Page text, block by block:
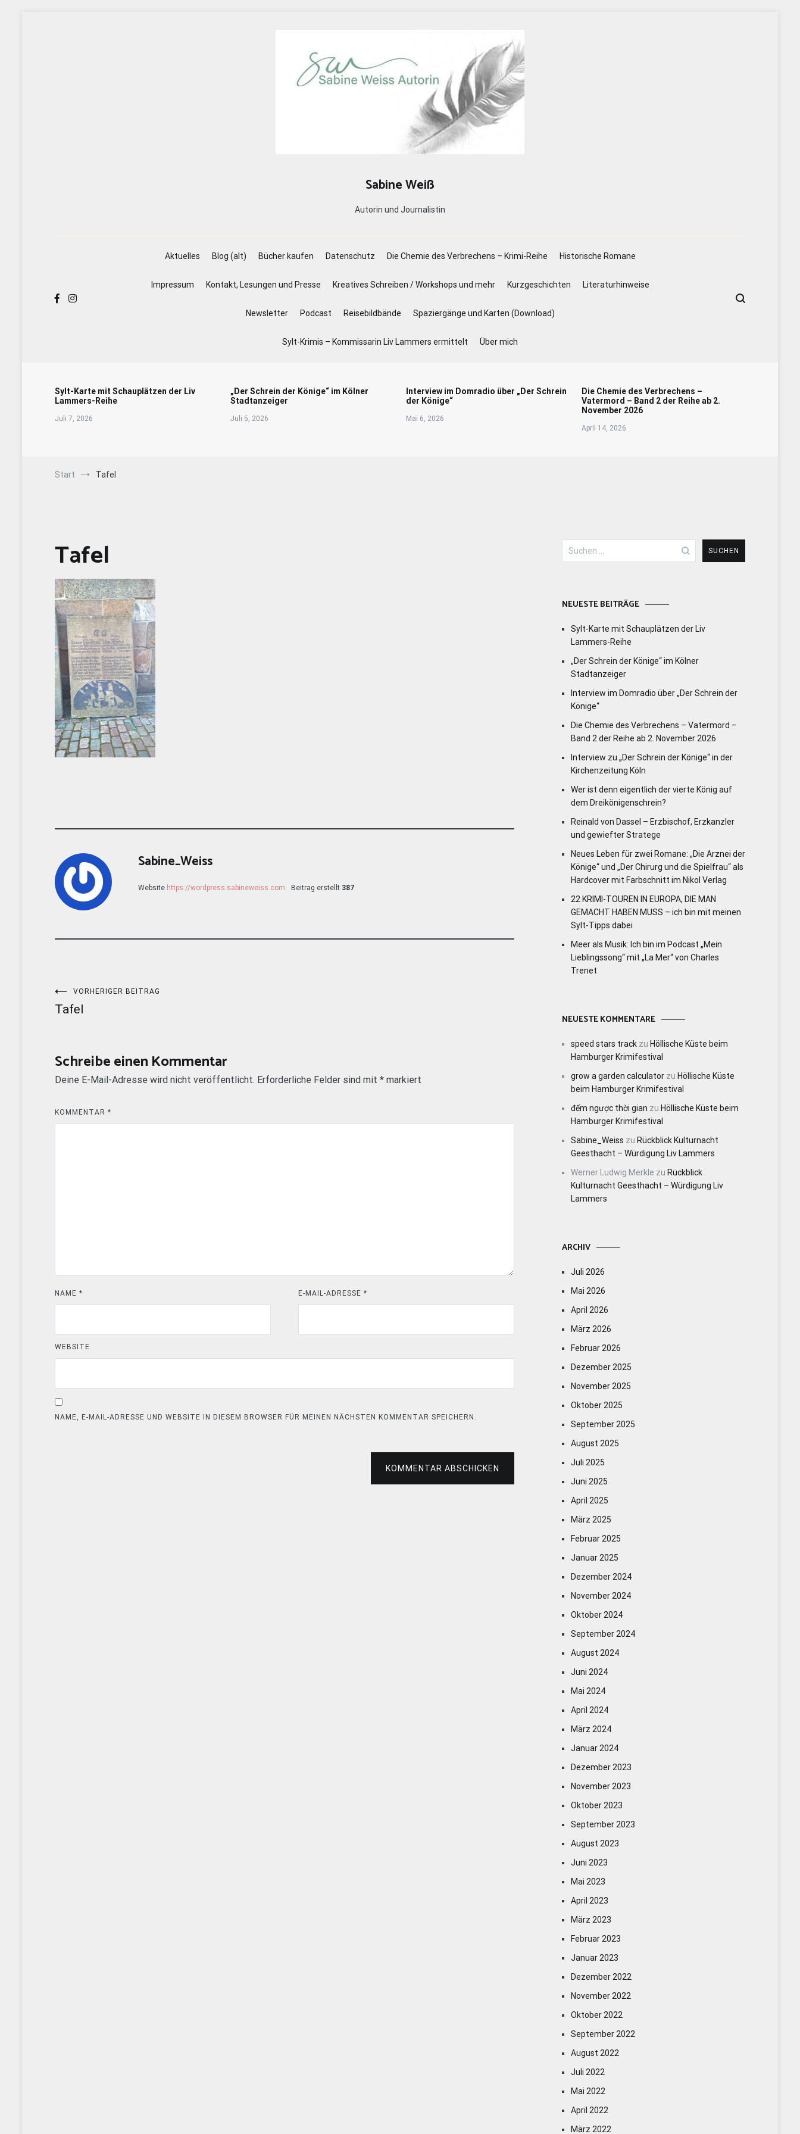
Sabine Weiß
Autorin und Journalistin
Aktuelles Blog (alt) Bücher kaufen Datenschutz Die Chemie des Verbrechens – Krimi-Reihe Historische Romane
Impressum Kontakt, Lesungen und Presse Kreatives Schreiben / Workshops und mehr Kurzgeschichten Literaturhinweise
Newsletter Podcast Reisebildbände Spaziergänge und Karten (Download)
Sylt-Krimis – Kommissarin Liv Lammers ermittelt Über mich
Sylt-Karte mit Schauplätzen der Liv
Lammers-Reihe
Juli 7, 2026
„Der Schrein der Könige“ im Kölner
Stadtanzeiger
Juli 5, 2026
Interview im Domradio über „Der Schrein
der Könige“
Mai 6, 2026
Die Chemie des Verbrechens –
Vatermord – Band 2 der Reihe ab 2.
November 2026
April 14, 2026
Start Tafel
Tafel
Sabine_Weiss
Website https://wordpress.sabineweiss.com Beitrag erstellt 387
Beitragsnavigation
VORHERIGER BEITRAG
Tafel
Schreibe einen Kommentar
Deine E-Mail-Adresse wird nicht veröffentlicht. Erforderliche Felder sind mit * markiert
KOMMENTAR *
NAME * E-MAIL-ADRESSE*
WEBSITE
NAME, E-MAIL-ADRESSE UND WEBSITE IN DIESEM BROWSER FÜR MEINEN NÄCHSTEN KOMMENTAR SPEICHERN.
KOMMENTAR ABSCHICKEN
Suchen
nach:
NEUESTE BEITRÄGE
Sylt-Karte mit Schauplätzen der Liv
Lammers-Reihe
„Der Schrein der Könige“ im Kölner
Stadtanzeiger
Interview im Domradio über „Der Schrein der
Könige“
Die Chemie des Verbrechens – Vatermord –
Band 2 der Reihe ab 2. November 2026
Interview zu „Der Schrein der Könige“ in der
Kirchenzeitung Köln
Wer ist denn eigentlich der vierte König auf
dem Dreikönigenschrein?
Reinald von Dassel – Erzbischof, Erzkanzler
und gewiefter Stratege
Neues Leben für zwei Romane: „Die Arznei der
Könige“ und „Der Chirurg und die Spielfrau“ als
Hardcover mit Farbschnitt im Nikol Verlag
22 KRIMI-TOUREN IN EUROPA, DIE MAN
GEMACHT HABEN MUSS – ich bin mit meinen
Sylt-Tipps dabei
Meer als Musik: Ich bin im Podcast „Mein
Lieblingssong“ mit „La Mer“ von Charles
Trenet
NEUESTE KOMMENTARE
speed stars track zu Höllische Küste beim
Hamburger Krimifestival
grow a garden calculator zu Höllische Küste
beim Hamburger Krimifestival
đếm ngược thời gian zu Höllische Küste beim
Hamburger Krimifestival
Sabine_Weiss zu Rückblick Kulturnacht
Geesthacht – Würdigung Liv Lammers
Werner Ludwig Merkle zu Rückblick
Kulturnacht Geesthacht – Würdigung Liv
Lammers
ARCHIV
Juli 2026
Mai 2026
April 2026
März 2026
Februar 2026
Dezember 2025
November 2025
Oktober 2025
September 2025
August 2025
Juli 2025
Juni 2025
April 2025
März 2025
Februar 2025
Januar 2025
Dezember 2024
November 2024
Oktober 2024
September 2024
August 2024
Juni 2024
Mai 2024
April 2024
März 2024
Januar 2024
Dezember 2023
November 2023
Oktober 2023
September 2023
August 2023
Juni 2023
Mai 2023
April 2023
März 2023
Februar 2023
Januar 2023
Dezember 2022
November 2022
Oktober 2022
September 2022
August 2022
Juli 2022
Mai 2022
April 2022
März 2022